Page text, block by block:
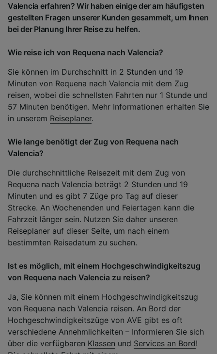
Valencia erfahren? Wir haben einige der am häufigsten
gestellten Fragen unserer Kunden gesammelt, um Ihnen
bei der Planung Ihrer Reise zu helfen.
Wie reise ich von Requena nach Valencia?
Sie können im Durchschnitt in 2 Stunden und 19
Minuten von Requena nach Valencia mit dem Zug
reisen, wobei die schnellsten Fahrten nur 1 Stunde und
57 Minuten benötigen. Mehr Informationen erhalten Sie
in unserem Reiseplaner.
Wie lange benötigt der Zug von Requena nach
Valencia?
Die durchschnittliche Reisezeit mit dem Zug von
Requena nach Valencia beträgt 2 Stunden und 19
Minuten und es gibt 7 Züge pro Tag auf dieser
Strecke. An Wochenenden und Feiertagen kann die
Fahrzeit länger sein. Nutzen Sie daher unseren
Reiseplaner auf dieser Seite, um nach einem
bestimmten Reisedatum zu suchen.
Ist es möglich, mit einem Hochgeschwindigkeitszug
von Requena nach Valencia zu reisen?
Ja, Sie können mit einem Hochgeschwindigkeitszug
von Requena nach Valencia reisen. An Bord der
Hochgeschwindigkeitszüge von AVE gibt es oft
verschiedene Annehmlichkeiten – Informieren Sie sich
über die verfügbaren Klassen und Services an Bord!